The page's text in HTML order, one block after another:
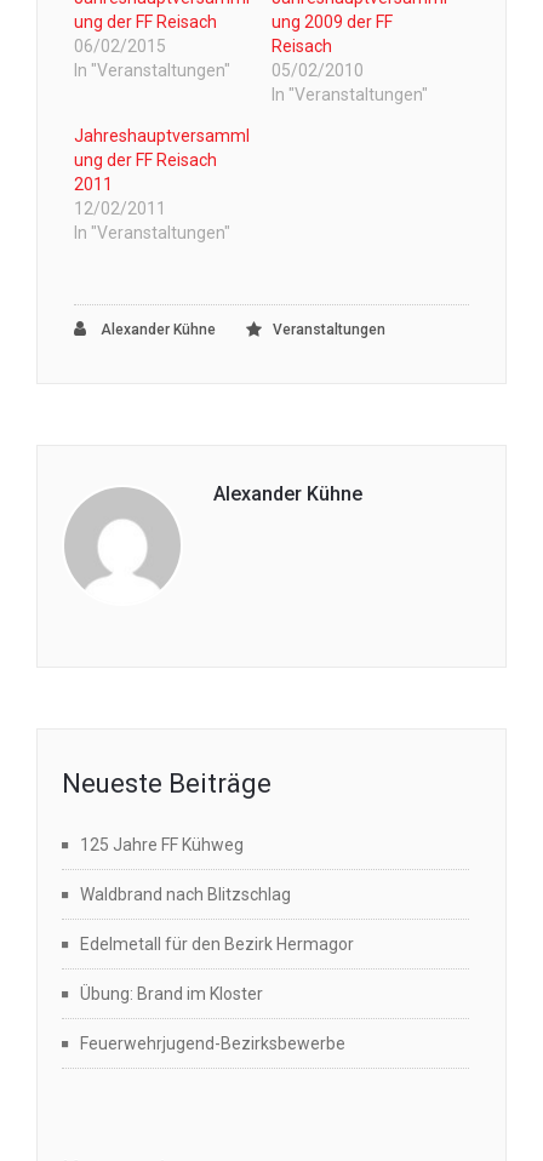
ung der FF Reisach
06/02/2015
In "Veranstaltungen"
ung 2009 der FF
Reisach
05/02/2010
In "Veranstaltungen"
Jahreshauptversamml
ung der FF Reisach
2011
12/02/2011
In "Veranstaltungen"
Alexander Kühne Veranstaltungen
Alexander Kühne
Neueste Beiträge
125 Jahre FF Kühweg
Waldbrand nach Blitzschlag
Edelmetall für den Bezirk Hermagor
Übung: Brand im Kloster
Feuerwehrjugend-Bezirksbewerbe